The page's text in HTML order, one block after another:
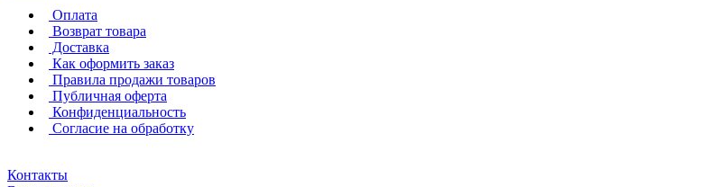
Оплата
Возврат товара
Доставка
Как оформить заказ
Правила продажи товаров
Публичная оферта
Конфиденциальность
Согласие на обработку
Контакты